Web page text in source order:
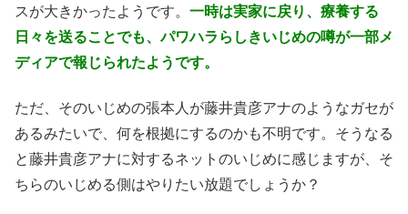
スが大きかったようです。 一時は実家に戻り、療養する
日々を送ることでも、パワハラらしきいじめの噂が一部メ
ディアで報じられたようです。
ただ、そのいじめの張本人が藤井貴彦アナのようなガセが
あるみたいで、何を根拠にするのかも不明です。そうなる
と藤井貴彦アナに対するネットのいじめに感じますが、そ
ちらのいじめる側はやりたい放題でしょうか？